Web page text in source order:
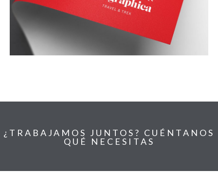
¿TRABAJAMOS JUNTOS? CUÉNTANOS
QUÉ NECESITAS